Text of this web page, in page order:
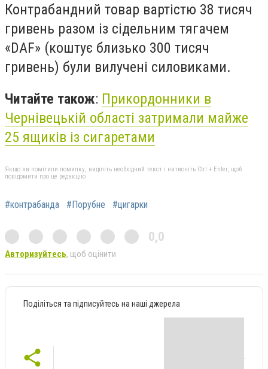
Контрабандний товар вартістю 38 тисяч
гривень разом із сідельним тягачем
«DAF» (коштує близько 300 тисяч
гривень) були вилучені силовиками.
Читайте також: Прикордонники в
Чернівецькій області затримали майже
25 ящиків із сигаретами
Якщо ви помітили помилку, виділіть необхідний текст і натисніть Ctrl + Enter, щоб
повідомити про це редакцію
#контрабанда #Порубне #цигарки
0,0
Авторизуйтесь, щоб оцінити
Поділіться та підписуйтесь на наші джерела